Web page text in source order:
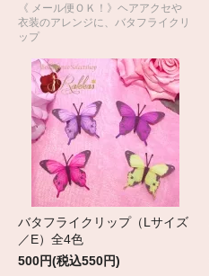
《 メール便ＯＫ！》ヘアアクセや
衣装のアレンジに、バタフライクリ
ップ
バタフライクリップ（Lサイズ
／E）全4色
500円(税込550円)